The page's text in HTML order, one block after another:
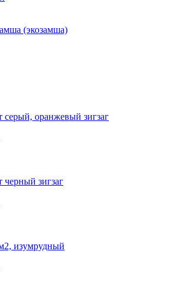
(экозамша)
оранжевый зигзаг
зигзаг
изумрудный